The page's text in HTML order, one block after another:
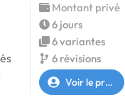
Montant privé
6 jours
6 variantes
6 révisions
Voir le profil